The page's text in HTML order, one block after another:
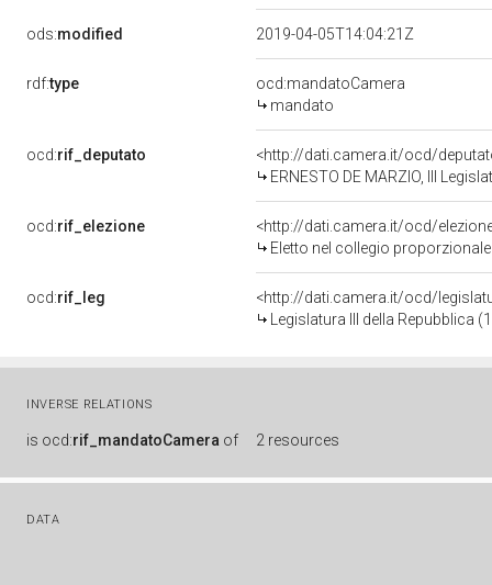
ods:modified 2019-04-05T14:04:21Z
rdf:type
ocd:mandatoCamera
mandato
ocd:rif_deputato
<http://dati.camera.it/ocd/
ERNESTO DE MARZIO, III
ocd:rif_elezione
<http://dati.camera.it/ocd/
Eletto nel collegio
ocd:rif_leg
<http://dati.camera.it/ocd/
Legislatura III della Repubblica
INVERSE RELATIONS
is ocd:rif_mandatoCamera of 2 resources
DATA